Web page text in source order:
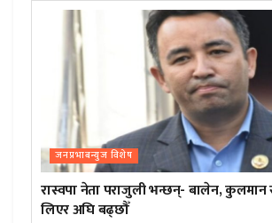
जनप्रभाबन्युज विशेष
रास्वपा नेता पराजुली भन्छन्- बालेन, कुलमान
लिएर अघि बढ्छौँ